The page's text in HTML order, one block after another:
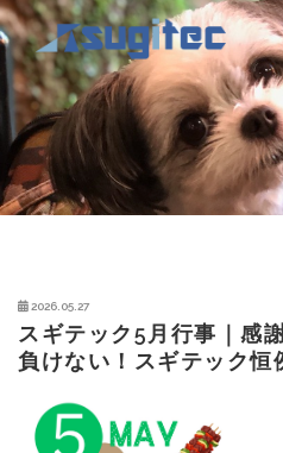
2026.05.27
スギテック5月行事｜感
負けない！スギテック恒